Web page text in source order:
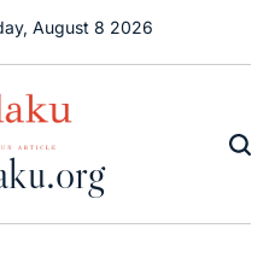
August 8 2026